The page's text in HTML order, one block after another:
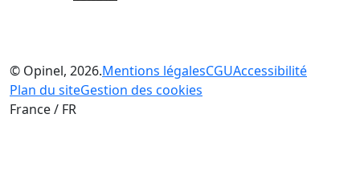
© Opinel, 2026.Mentions légalesCGUAccessibilité
Plan du siteGestion des cookies
France / FR